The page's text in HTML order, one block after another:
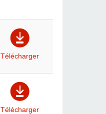
Télécharger
Télécharger